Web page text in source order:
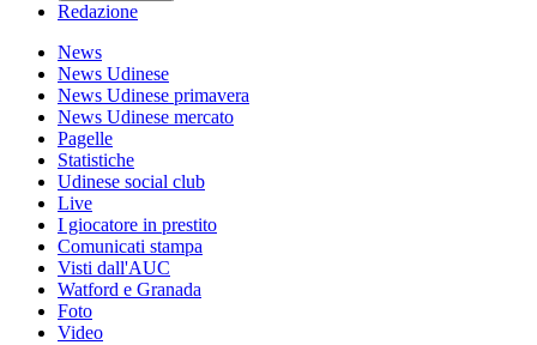
Redazione
News
News Udinese
News Udinese primavera
News Udinese mercato
Pagelle
Statistiche
Udinese social club
Live
I giocatore in prestito
Comunicati stampa
Visti dall'AUC
Watford e Granada
Foto
Video